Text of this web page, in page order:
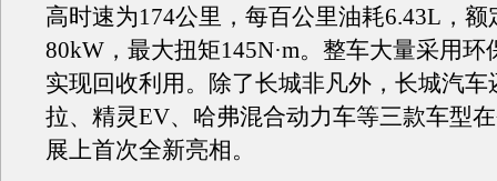
高时速为174公里，每百公里油耗6.43L，额
80kW，最大扭矩145N·m。整车大量采用环
实现回收利用。除了长城非凡外，长城汽车
拉、精灵EV、哈弗混合动力车等三款车型
展上首次全新亮相。